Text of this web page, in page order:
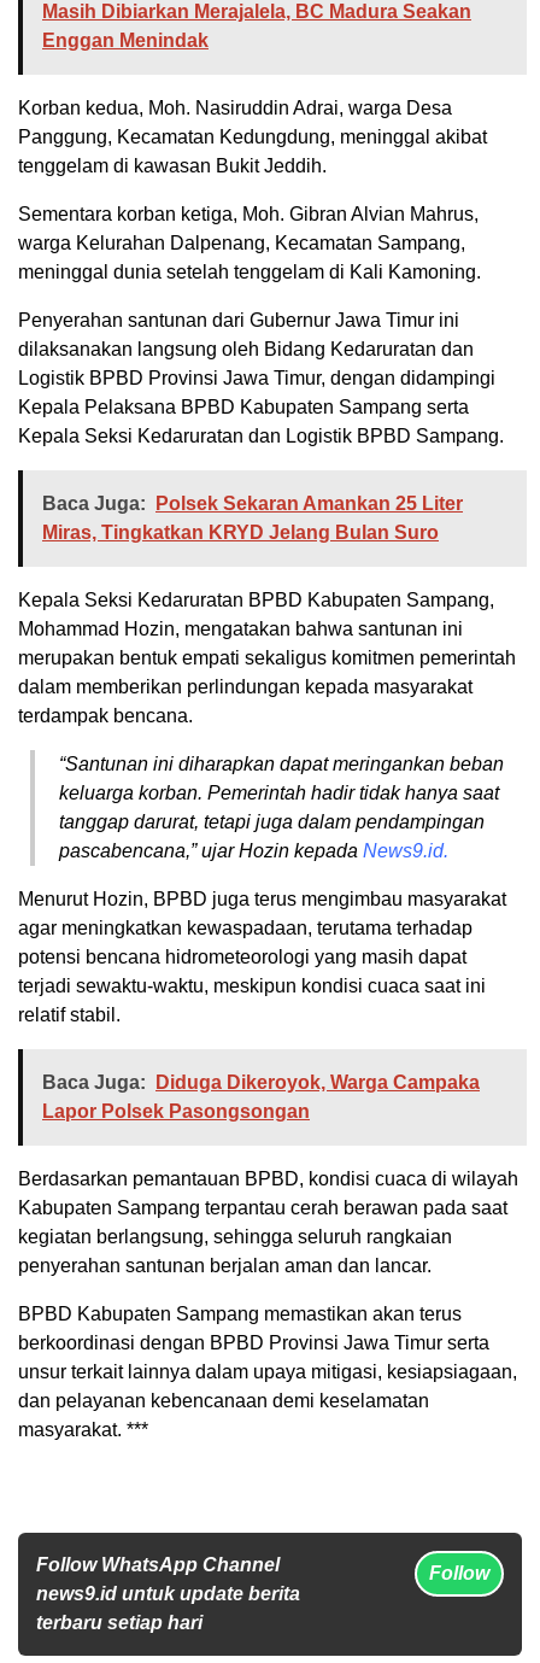
Masih Dibiarkan Merajalela, BC Madura Seakan
Enggan Menindak
Korban kedua, Moh. Nasiruddin Adrai, warga Desa
Panggung, Kecamatan Kedungdung, meninggal akibat
tenggelam di kawasan Bukit Jeddih.
Sementara korban ketiga, Moh. Gibran Alvian Mahrus,
warga Kelurahan Dalpenang, Kecamatan Sampang,
meninggal dunia setelah tenggelam di Kali Kamoning.
Penyerahan santunan dari Gubernur Jawa Timur ini
dilaksanakan langsung oleh Bidang Kedaruratan dan
Logistik BPBD Provinsi Jawa Timur, dengan didampingi
Kepala Pelaksana BPBD Kabupaten Sampang serta
Kepala Seksi Kedaruratan dan Logistik BPBD Sampang.
Baca Juga:
Polsek Sekaran Amankan 25 Liter
Miras, Tingkatkan KRYD Jelang Bulan Suro
Kepala Seksi Kedaruratan BPBD Kabupaten Sampang,
Mohammad Hozin, mengatakan bahwa santunan ini
merupakan bentuk empati sekaligus komitmen pemerintah
dalam memberikan perlindungan kepada masyarakat
terdampak bencana.
“Santunan ini diharapkan dapat meringankan beban
keluarga korban. Pemerintah hadir tidak hanya saat
tanggap darurat, tetapi juga dalam pendampingan
pascabencana,” ujar Hozin kepada News9.id.
Menurut Hozin, BPBD juga terus mengimbau masyarakat
agar meningkatkan kewaspadaan, terutama terhadap
potensi bencana hidrometeorologi yang masih dapat
terjadi sewaktu-waktu, meskipun kondisi cuaca saat ini
relatif stabil.
Baca Juga:
Diduga Dikeroyok, Warga Campaka
Lapor Polsek Pasongsongan
Berdasarkan pemantauan BPBD, kondisi cuaca di wilayah
Kabupaten Sampang terpantau cerah berawan pada saat
kegiatan berlangsung, sehingga seluruh rangkaian
penyerahan santunan berjalan aman dan lancar.
BPBD Kabupaten Sampang memastikan akan terus
berkoordinasi dengan BPBD Provinsi Jawa Timur serta
unsur terkait lainnya dalam upaya mitigasi, kesiapsiagaan,
dan pelayanan kebencanaan demi keselamatan
masyarakat. ***
Follow WhatsApp Channel
news9.id untuk update berita
terbaru setiap hari
Follow